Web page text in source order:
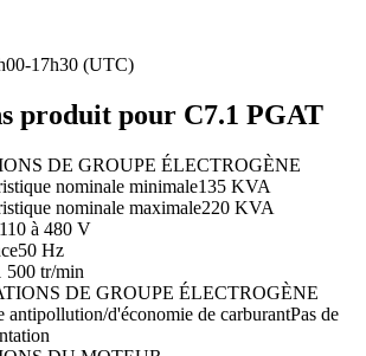
17h30 (UTC)
produit pour C7.1 PGAT
DE GROUPE ÉLECTROGÈNE
nominale minimale135 KVA
nominale maximale220 KVA
110 à 480 V
50 Hz
500 tr/min
DE GROUPE ÉLECTROGÈNE
antipollution/d'économie de carburantPas de